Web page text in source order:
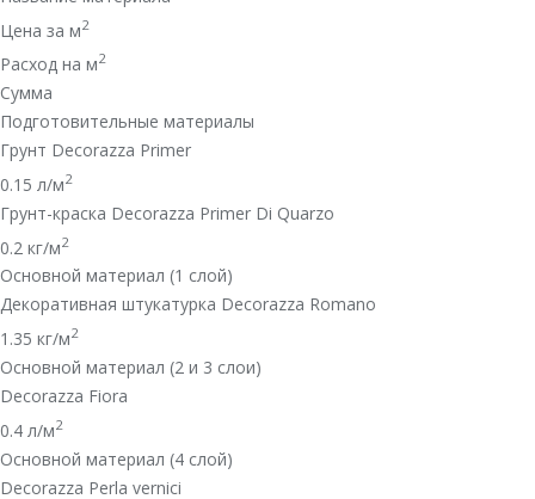
Цена за м2
Расход на м2
Сумма
Подготовительные материалы
Грунт Decorazza Primer
0.15 л/м2
Грунт-краска Decorazza Primer Di Quarzo
0.2 кг/м2
Основной материал (1 слой)
Декоративная штукатурка Decorazza Romano
1.35 кг/м2
Основной материал (2 и 3 слои)
Decorazza Fiora
0.4 л/м2
Основной материал (4 слой)
Decorazza Perla vernici